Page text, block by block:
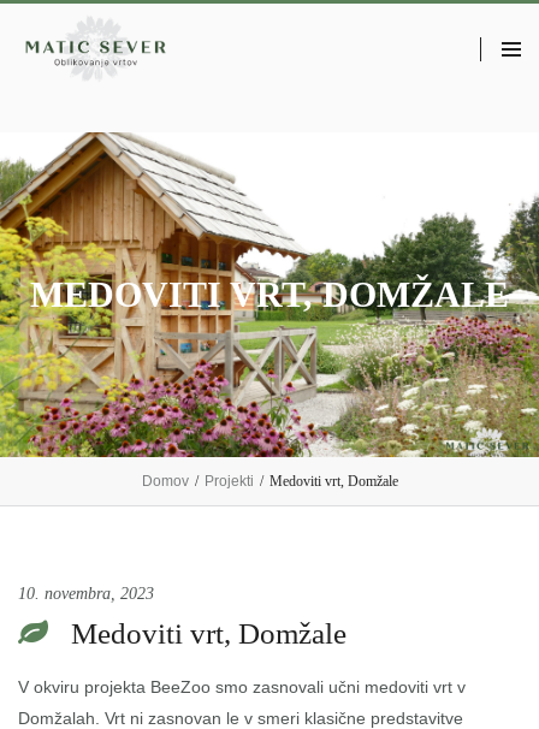
MEDOVITI VRT, DOMŽALE
Domov / Projekti / Medoviti vrt, Domžale
10. novembra, 2023
Medoviti vrt, Domžale
V okviru projekta BeeZoo smo zasnovali učni medoviti vrt v
Domžalah. Vrt ni zasnovan le v smeri klasične predstavitve